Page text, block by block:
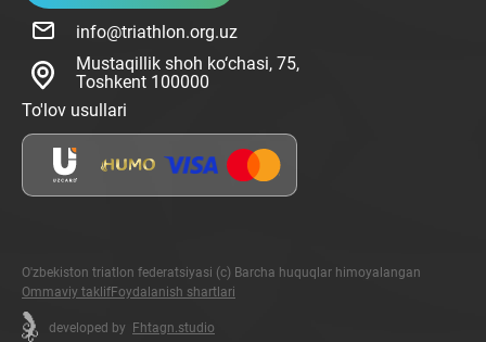
info@triathlon.org.uz
Mustaqillik shoh ko‘chasi, 75,
Toshkent 100000
To'lov usullari
O'zbekiston triatlon federatsiyasi (c) Barcha huquqlar himoyalangan
Ommaviy taklifFoydalanish shartlari
developed by Fhtagn.studio